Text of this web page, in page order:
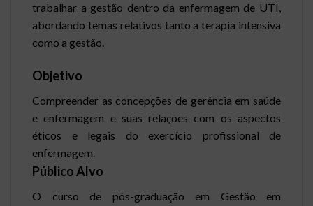
trabalhar a gestão dentro da enfermagem de UTI,
abordando temas relativos tanto a terapia intensiva
como a gestão.
Objetivo
Compreender as concepções de gerência em saúde
e enfermagem e suas relações com os aspectos
éticos e legais do exercício profissional de
enfermagem.
Público Alvo
O curso de pós-graduação em Gestão em